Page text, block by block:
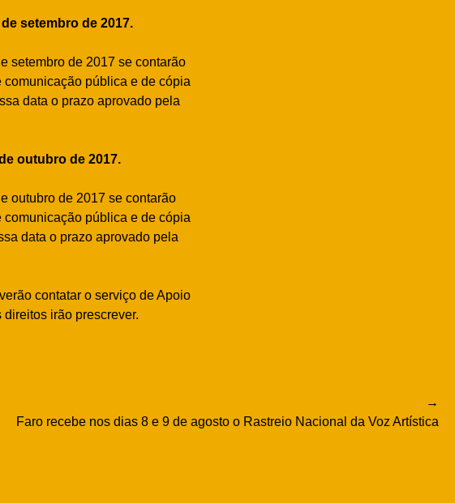
setembro de 2017.
setembro de 2017 se contarão
pública e de cópia
data o prazo aprovado pela
outubro de 2017.
outubro de 2017 se contarão
pública e de cópia
data o prazo aprovado pela
contatar o serviço de Apoio
irão prescrever.
Faro recebe nos dias 8 e 9 de agosto o Rastreio Nacional da Voz Artística